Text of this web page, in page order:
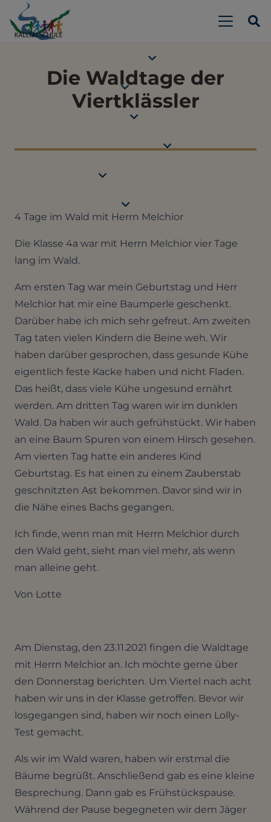
Die Waldtage der
Viertklässler
4 Tage im Wald mit Herrn Melchior
Die Klasse 4a war mit Herrn Melchior vier Tage
lang im Wald.
Am ersten Tag war mein Geburtstag und Herr
Melchior hat mir eine Baumperle geschenkt.
Darüber habe ich mich sehr gefreut. Am zweiten
Tag taten vielen Kindern die Beine weh. Wir
haben darüber gesprochen, dass gesunde Kühe
eigentlich feste Kacke haben und nicht Fladen.
Das heißt, dass viele Kühe ungesund ernährt
werden. Am dritten Tag waren wir im dunklen
Wald. Da haben wir auch gefrühstückt. Wir haben
an eine Baum Spuren von einem Hirsch gesehen.
Am vierten Tag hatte ein anderes Kind
Geburtstag. Es hat einen zu einem Zauberstab
geschnitzten Ast bekommen. Davor sind wir in
die Nähe eines Bachs gegangen.
Ich finde, wenn man mit Herrn Melchior durch
den Wald geht, sieht man viel mehr, als wenn
man alleine geht.
Von Lotte
Am Dienstag, den 23.11.2021 fingen die Waldtage
mit Herrn Melchior an. Ich möchte gerne über
den Donnerstag berichten. Um Viertel nach acht
haben wir uns in der Klasse getroffen. Bevor wir
losgegangen sind, haben wir noch einen Lolly-
Test gemacht.
Als wir im Wald waren, haben wir erstmal die
Bäume begrüßt. Anschließend gab es eine kleine
Besprechung. Dann gab es Frühstückspause.
Während der Pause begegneten wir dem Jäger